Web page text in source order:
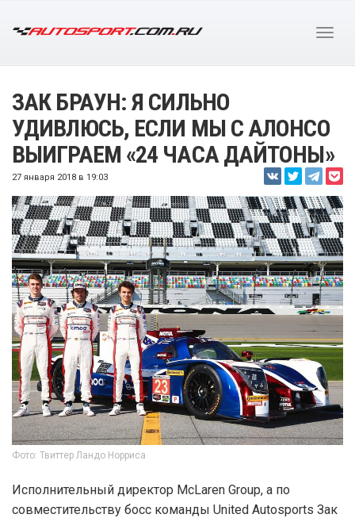
ЗАК БРАУН: Я СИЛЬНО
УДИВЛЮСЬ, ЕСЛИ МЫ С АЛОНСО
ВЫИГРАЕМ «24 ЧАСА ДАЙТОНЫ»
27 января 2018 в 19:03
Фото: Твиттер Ландо Норриса
Исполнительный директор McLaren Group, а по
совместительству босс команды United Autosports Зак